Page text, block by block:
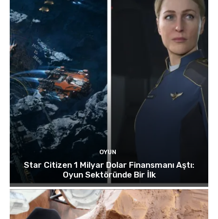
OYUN
Star Citizen 1 Milyar Dolar Finansmanı Aştı:
Oyun Sektöründe Bir İlk